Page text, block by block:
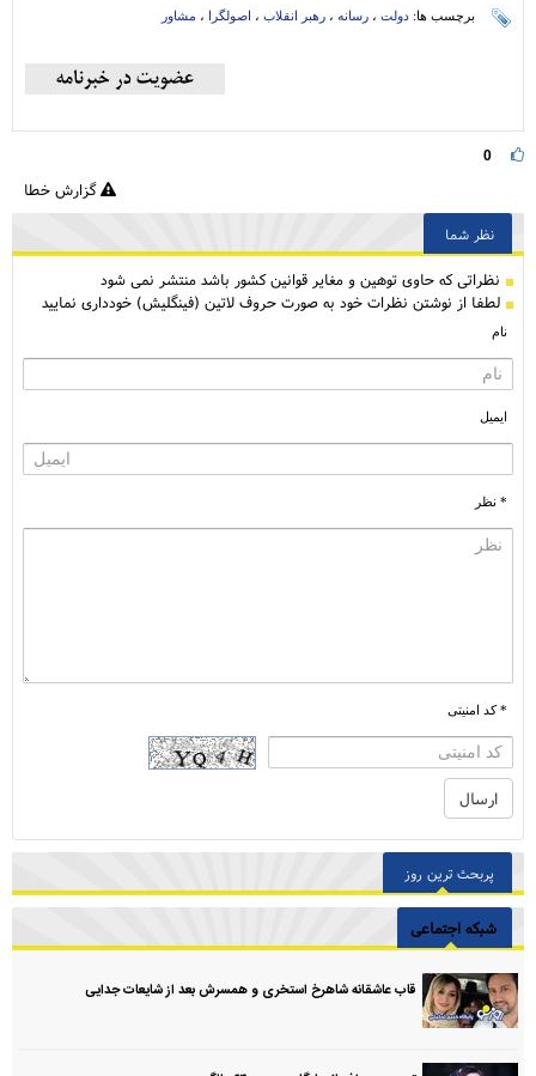
برچسب ها: دولت ، رسانه ، رهبر انقلاب ، اصولگرا ، مشاور
0
گزارش خطا
نظر شما
نظراتی كه حاوی توهین و مغایر قوانین کشور باشد منتشر نمی شود
لطفا از نوشتن نظرات خود به صورت حروف لاتین (فینگلیش) خودداری نمایید
نام
ایمیل
* نظر
* کد امنیتی
پربحث ترین روز
شبکه اجتماعی
قاب عاشقانه شاهرخ استخری و همسرش بعد از شایعات جدایی